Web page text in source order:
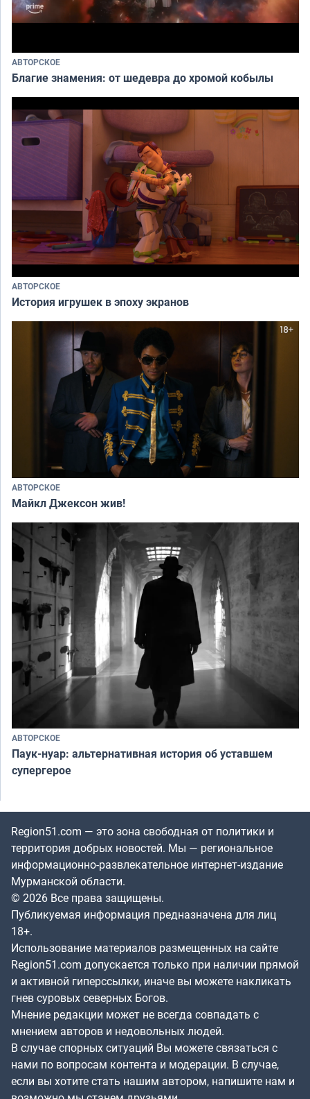
АВТОРСКОЕ
Благие знамения: от шедевра до хромой кобылы
АВТОРСКОЕ
История игрушек в эпоху экранов
АВТОРСКОЕ
Майкл Джексон жив!
АВТОРСКОЕ
Паук-нуар: альтернативная история об уставшем
супергерое
Region51.com — это зона свободная от политики и
территория добрых новостей. Мы — региональное
информационно-развлекательное интернет-издание
Мурманской области.
© 2026 Все права защищены.
Публикуемая информация предназначена для лиц
18+.
Использование материалов размещенных на сайте
Region51.com допускается только при наличии прямой
и активной гиперссылки, иначе вы можете накликать
гнев суровых северных Богов.
Мнение редакции может не всегда совпадать с
мнением авторов и недовольных людей.
В случае спорных ситуаций Вы можете связаться с
нами по вопросам контента и модерации. В случае,
если вы хотите стать нашим автором, напишите нам и